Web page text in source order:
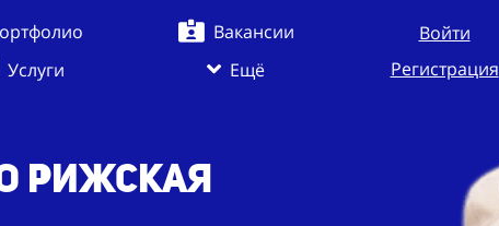
Вакансии
Услуги
Ещё
Войти
Регистрация
Рижская